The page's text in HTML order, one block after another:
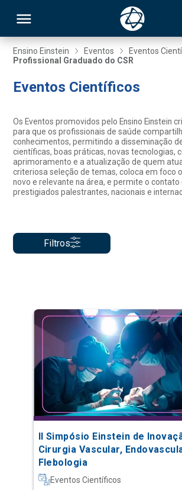
Ensino Einstein Eventos
Eventos
Profissional Graduado do CSR
Eventos Científicos
Os Eventos promovidos pelo Ensino Einstein
para que os profissionais de saúde
conhecimentos, permitindo a disseminação
científicas, boas práticas, novas tecnologias,
aprimoramento e a atualização de quem
criteriosa seleção de temas, coloca em foco
novo e relevante na área, e permite o
prestigiados palestrantes, nacionais e
Filtros
II Simpósio Einstein de
Cirurgia Vascular,
Flebologia
Eventos Científicos